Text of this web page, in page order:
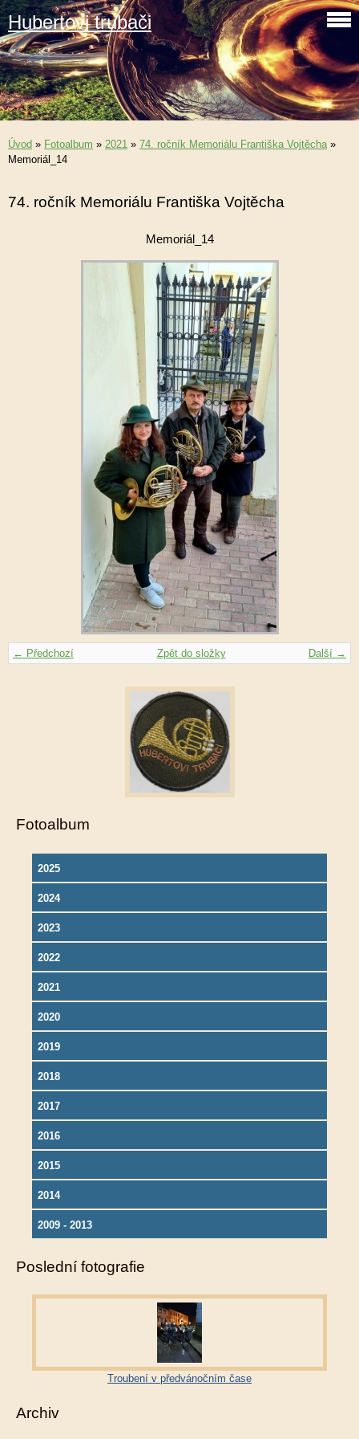
Hubertovi trubači
Úvod » Fotoalbum » 2021 » 74. ročník Memoriálu Františka Vojtěcha»
Memoriál_14
74. ročník Memoriálu Františka Vojtěcha
Memoriál_14
← Předchozí Další →
Zpět do složky
Fotoalbum
2025
2024
2023
2022
2021
2020
2019
2018
2017
2016
2015
2014
2009 - 2013
Poslední fotografie
Troubení v předvánočním čase
Archiv